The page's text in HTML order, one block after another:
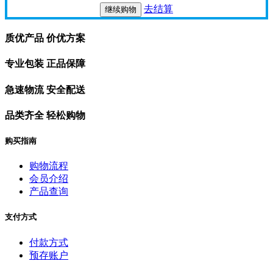
继续购物 去结算
质优产品 价优方案
专业包装 正品保障
急速物流 安全配送
品类齐全 轻松购物
购买指南
购物流程
会员介绍
产品查询
支付方式
付款方式
预存账户